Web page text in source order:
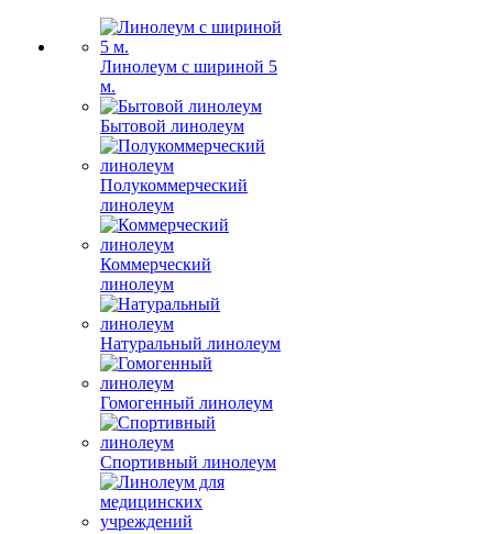
Линолеум с шириной 5
м.
Бытовой линолеум
Полукоммерческий
линолеум
Коммерческий
линолеум
Натуральный линолеум
Гомогенный линолеум
Спортивный линолеум